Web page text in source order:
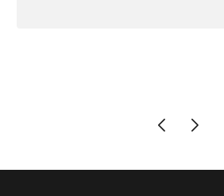
то качество выше всяких